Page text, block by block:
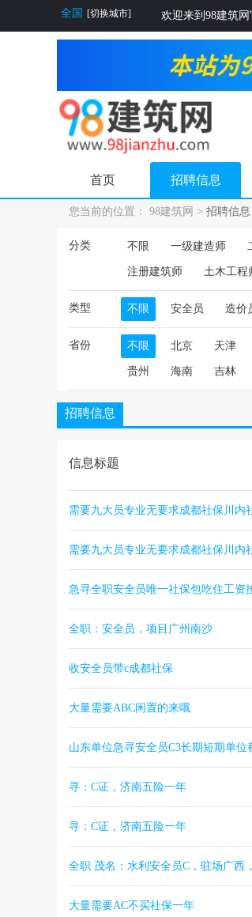
全国 [切换城市] 欢迎来到98建筑
首页 招聘信息
您当前的位置： 98建筑网 > 招聘信息
分类 不限 一级建造师
注册建筑师 土木工程
类型 不限 安全员 造价
省份 不限 北京 天津
贵州 海南 吉林
招聘信息
信息标题
需要九大员专业无要求成都社保川内
需要九大员专业无要求成都社保川内
急寻全职安全员唯一社保包吃住工资
全职：安全员，项目广州南沙
收安全员带c成都社保
大量需要ABC闲置的来哦
山东单位急寻安全员C3长期短期单位
寻：C证，济南五险一年
寻：C证，济南五险一年
全职 茂名：水利安全员C，驻场广西
大量需要AC不买社保一年